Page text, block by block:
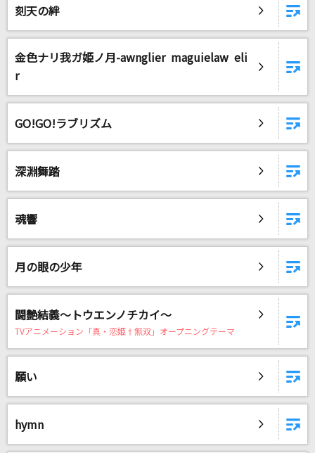
RADWIMPS
Mia REGINA
瀬戸の花嫁
小柳ルミ子(rumico)
もっと見る
DAMの新曲・ランキングなど
カラオケ最新情報をチェック！
カラオケをもっと楽しもう！
刻天の絆
金色ナリ我ガ姫ノ月-awnglier maguielaw eli
r
GO!GO!ラブリズム
深淵舞踏
魂響
月の眼の少年
闘艶結義～トウエンノチカイ～
TVアニメーション「真・恋姫†無双」オープニングテーマ
願い
hymn